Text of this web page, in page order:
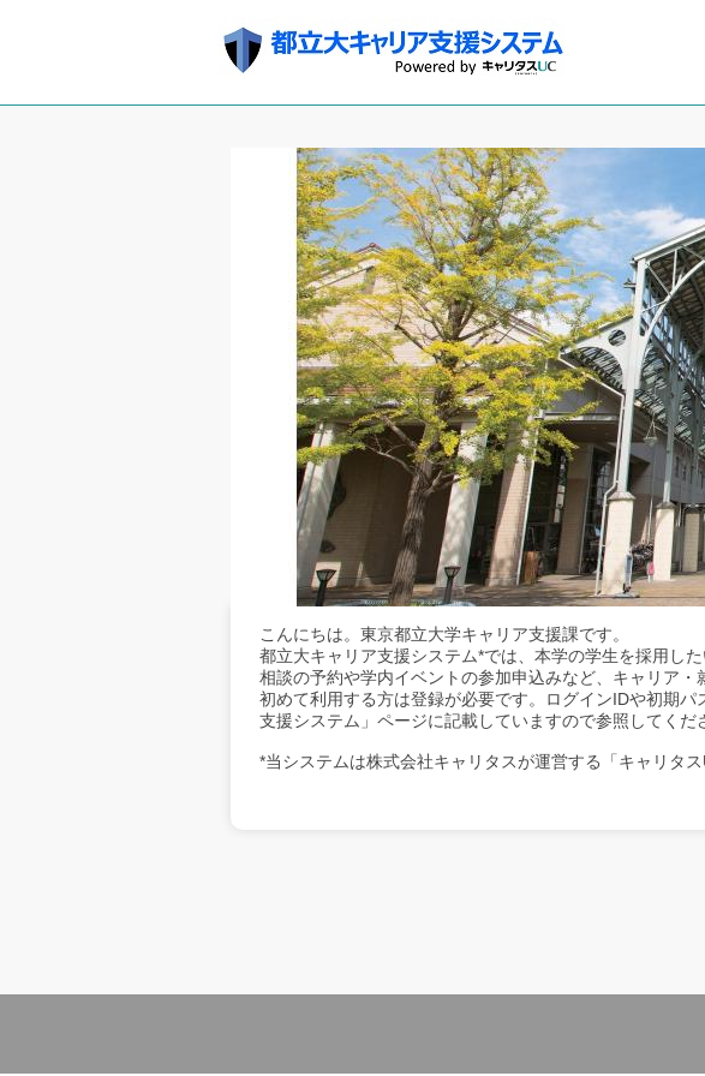
こんにちは。東京都立大学キャリア支援課です。
都立大キャリア支援システム*では、本学の学生を採用し
相談の予約や学内イベントの参加申込みなど、キャリア・
初めて利用する方は登録が必要です。ログインIDや初期
支援システム」ページに記載していますので参照してくだ
*当システムは株式会社キャリタスが運営する「キャリタ